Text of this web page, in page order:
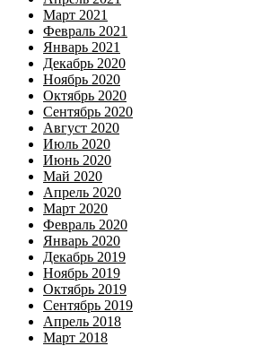
Март 2021
Февраль 2021
Январь 2021
Декабрь 2020
Ноябрь 2020
Октябрь 2020
Сентябрь 2020
Август 2020
Июль 2020
Июнь 2020
Май 2020
Апрель 2020
Март 2020
Февраль 2020
Январь 2020
Декабрь 2019
Ноябрь 2019
Октябрь 2019
Сентябрь 2019
Апрель 2018
Март 2018